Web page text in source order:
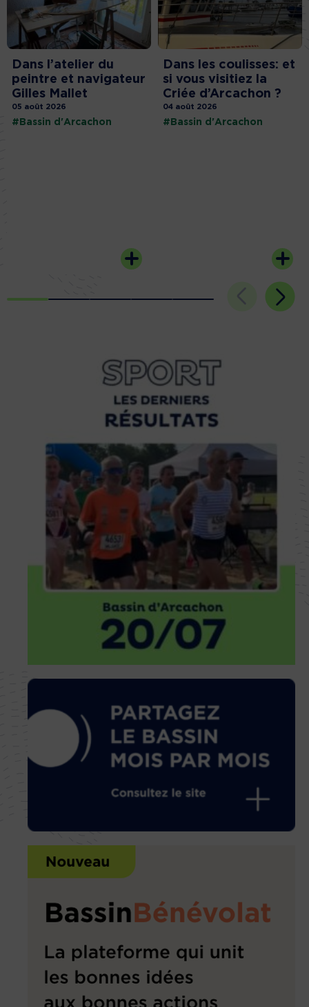
Dans l’atelier du
peintre et navigateur
Gilles Mallet
05 août 2026
#Bassin d'Arcachon
Dans les coulisses: et
si vous visitiez la
Criée d’Arcachon ?
04 août 2026
#Bassin d'Arcachon